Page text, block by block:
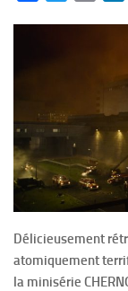
Délicieusement
atomiquement
la minisérie